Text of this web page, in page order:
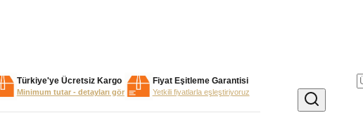
Türkiye'ye Ücretsiz Kargo
Minimum tutar - detayları gör
Fiyat Eşitleme Garantisi
Yetkili fiyatlarla eşleştiriyoruz